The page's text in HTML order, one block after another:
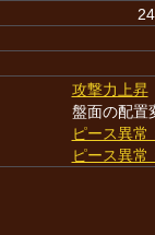
攻撃力上昇
盤面の配置
ピース異常
ピース異常